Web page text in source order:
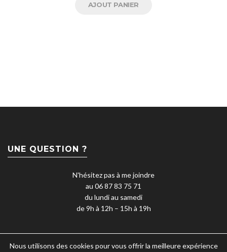
AJOUT PANIER
UNE QUESTION ?
N'hésitez pas à me joindre
au 06 87 83 75 71
du lundi au samedi
de 9h à 12h – 15h à 19h
Nous utilisons des cookies pour vous offrir la meilleure expérience